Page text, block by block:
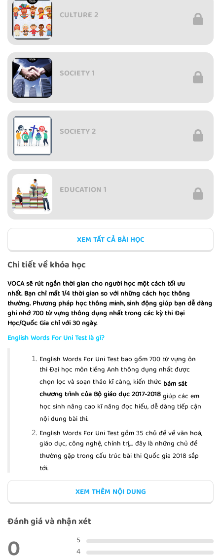
CULTURE 2
SOCIETY 1
SOCIETY 2
EDUCATION 1
EDUCATION 2
ENLARGING VOCABULARY 1
BÀI KIỂM TRA TUẦN 1
VERB + TO VERB 1
VERB + TO VERB 2
VERB + VERB-ING 1
XEM TẤT CẢ BÀI HỌC
Chi tiết về khóa học
VOCA sẽ rút ngắn thời gian cho người học một cách tối ưu
nhất. Bạn chỉ mất 1/4 thời gian so với những cách học thông
thường. Phương pháp học thông minh, sinh động giúp bạn dễ dàng
ghi nhớ 700 từ vựng thông dụng nhất trong các kỳ thi Đại
Học/Quốc Gia chỉ với 30 ngày.
English Words For Uni Test là gì?
English Words For Uni Test bao gồm 700 từ vựng ôn
thi Đại học môn tiếng Anh thông dụng nhất được
chọn lọc và soạn thảo kĩ càng, kiến thức bám sát
chương trình của Bộ giáo dục 2017-2018giúp các em
học sinh nâng cao kĩ năng đọc hiểu, dễ dàng tiếp cận
nội dung bài thi.
English Words For Uni Test gồm 35 chủ đề về văn hoá,
giáo dục, công nghệ, chính trị,... đây là những chủ đề
thường gặp trong cấu trúc bài thi Quốc gia 2018 sắp
tới.
English Words For Uni Test bám sát nội dung đề thi
Đại học, Cao đẳng qua các năm 2010, 2011, 2012, 2013,
2014, 2015, 2016, 2017. Đây là nền tảng cho phần nâng
cao trong bài thi Quốc gia mà Bộ giáo dục đã công
Bên cạnh đó, English Words For Uni Test (700 từ vựng
XEM THÊM NỘI DUNG
Đánh giá và nhận xét
5
4